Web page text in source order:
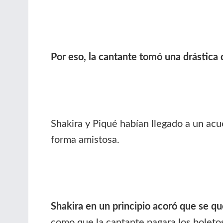
Por eso, la cantante tomó una
Shakira y Piqué habían llegado a un
forma amistosa.
Shakira en un principio acoró que se